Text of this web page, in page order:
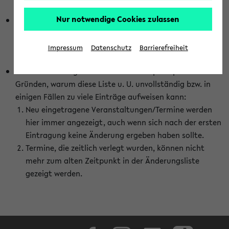
abhängig vom im eKVV gewählten Semester.
Die hier gezeigte Liste von Raumänderungen kann nur
vollständig sein, wenn den Fakultäten von den Lehrenden
die Änderungen zeitnah mitgeteilt und diese Änderungen
Gründen, warum diese Liste u. U. unvollständig bzw. in
einigen Fällen zu viele Einträge aufweisen kann:
Neu eingetragene Veranstaltungen/Termine werden
hier immer angezeigt, auch wenn sich nach der ersten
Eintragung keine Änderung ergeben haben sollte.
Termine, die zeitlich verlegt wurden, können nicht
mehr zum alten Zeitpunkt in der Änderungsliste
gezeigt werden.
Nur notwendige Cookies zulassen
Impressum Datenschutz Barrierefreiheit